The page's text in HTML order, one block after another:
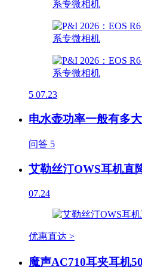
5 07.23
电水壶功率一般有多
问答 5
艾勒丝汀OWS耳机直
07.24
优惠直达 >
魔声AC710耳夹耳机